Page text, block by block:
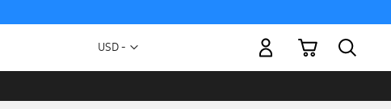
Moneda
USD -
Mi carrito